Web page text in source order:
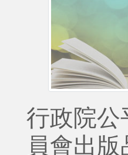
行政院公
員會出